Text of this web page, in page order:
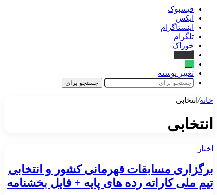
فیسبوک
ایکس
اینستاگرام
تلگرام
خوراک
تغییر پوسته
جستجو برای
خانه/ انتخابی
انتخابی
اخبار
برگزاری مسابقات قهرمانی کشور و انتخابی
تیم ملی کاراته رده های پایه + فایل بخشنامه